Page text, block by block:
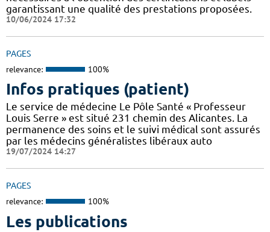
garantissant une qualité des prestations proposées.
10/06/2024 17:32
PAGES
relevance: 100%
Infos pratiques (patient)
Le service de médecine Le Pôle Santé « Professeur
Louis Serre » est situé 231 chemin des Alicantes. La
permanence des soins et le suivi médical sont assurés
par les médecins généralistes libéraux auto
19/07/2024 14:27
PAGES
relevance: 100%
Les publications